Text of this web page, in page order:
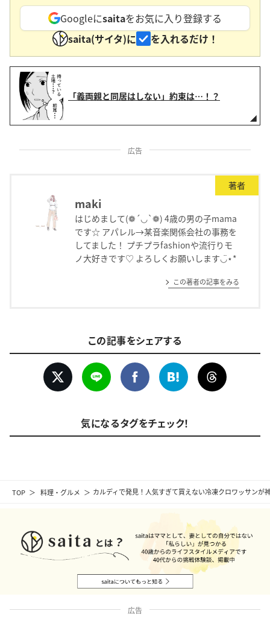
TOP 料理・グルメ カルディで発見！人気すぎて買えない冷凍クロワッサンが
Googleにsaitaをお気に入り登録する
saita(サイタ)に
を入れるだけ！
「義両親と同居はしない」約束は…！？
広告
著者
maki
はじめまして(❁´◡`❁) 4歳の男の子mama
です☆ アパレル→某音楽関係会社の事務を
してました！ プチプラfashionや流行りモ
ノ大好きです♡ よろしくお願いします◡̈⋆*
この著者の記事をみる
この記事をシェアする
気になるタグをチェック！
広告